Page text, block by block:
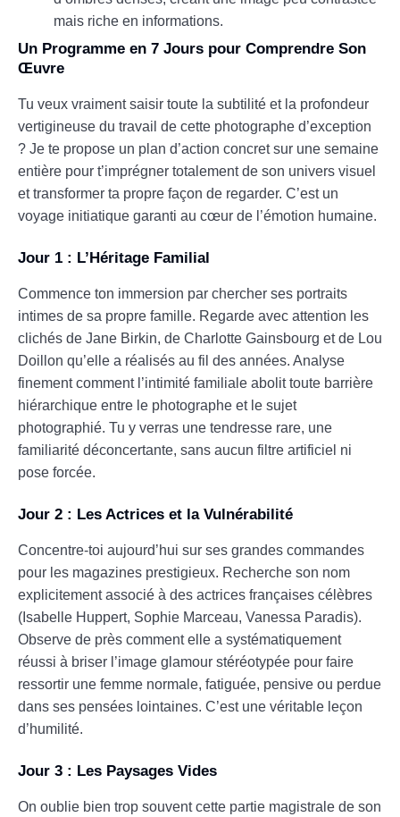
mais riche en informations.
Un Programme en 7 Jours pour Comprendre Son
Œuvre
Tu veux vraiment saisir toute la subtilité et la profondeur
vertigineuse du travail de cette photographe d’exception
? Je te propose un plan d’action concret sur une semaine
entière pour t’imprégner totalement de son univers visuel
et transformer ta propre façon de regarder. C’est un
voyage initiatique garanti au cœur de l’émotion humaine.
Jour 1 : L’Héritage Familial
Commence ton immersion par chercher ses portraits
intimes de sa propre famille. Regarde avec attention les
clichés de Jane Birkin, de Charlotte Gainsbourg et de Lou
Doillon qu’elle a réalisés au fil des années. Analyse
finement comment l’intimité familiale abolit toute barrière
hiérarchique entre le photographe et le sujet
photographié. Tu y verras une tendresse rare, une
familiarité déconcertante, sans aucun filtre artificiel ni
pose forcée.
Jour 2 : Les Actrices et la Vulnérabilité
Concentre-toi aujourd’hui sur ses grandes commandes
pour les magazines prestigieux. Recherche son nom
explicitement associé à des actrices françaises célèbres
(Isabelle Huppert, Sophie Marceau, Vanessa Paradis).
Observe de près comment elle a systématiquement
réussi à briser l’image glamour stéréotypée pour faire
ressortir une femme normale, fatiguée, pensive ou perdue
dans ses pensées lointaines. C’est une véritable leçon
d’humilité.
Jour 3 : Les Paysages Vides
On oublie bien trop souvent cette partie magistrale de son